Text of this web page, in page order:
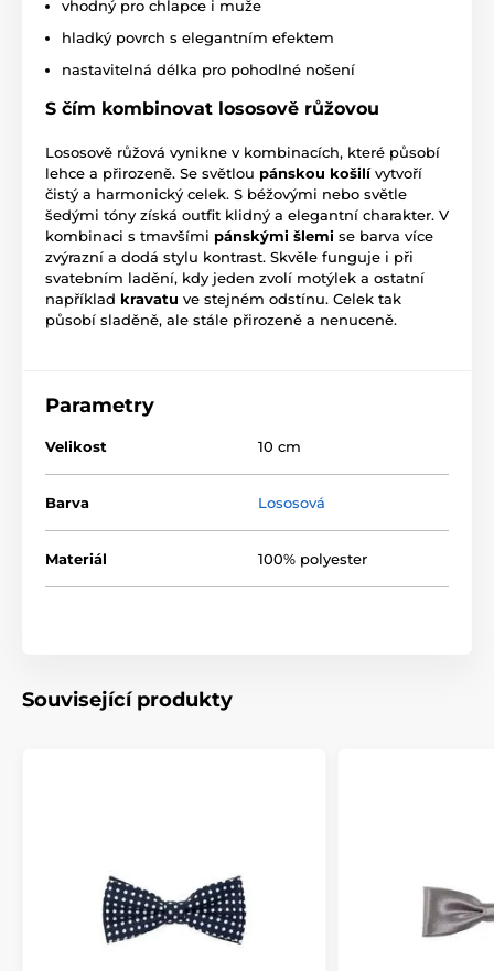
vhodný pro chlapce i muže
hladký povrch s elegantním efektem
nastavitelná délka pro pohodlné nošení
S čím kombinovat lososově růžovou
Lososově růžová vynikne v kombinacích, které působí
lehce a přirozeně. Se světlou pánskou košilívytvoří
čistý a harmonický celek. S béžovými nebo světle
šedými tóny získá outfit klidný a elegantní charakter. V
kombinaci s tmavšími pánskými šlemi se barva více
zvýrazní a dodá stylu kontrast. Skvěle funguje i při
svatebním ladění, kdy jeden zvolí motýlek a ostatní
například kravatu ve stejném odstínu. Celek tak
působí sladěně, ale stále přirozeně a nenuceně.
Parametry
Velikost 10 cm
Barva Lososová
Materiál 100% polyester
Související produkty